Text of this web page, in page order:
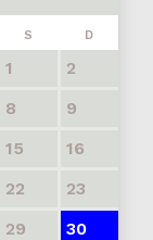
S D
1
2
8
9
15
16
22
23
29
30